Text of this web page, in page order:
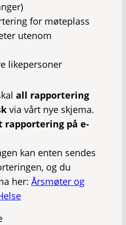
for møteplass
utenom
likepersoner
all rapportering
via vårt nye skjema.
rapportering på e-
kan enten sendes
og du
her: Årsmøter og